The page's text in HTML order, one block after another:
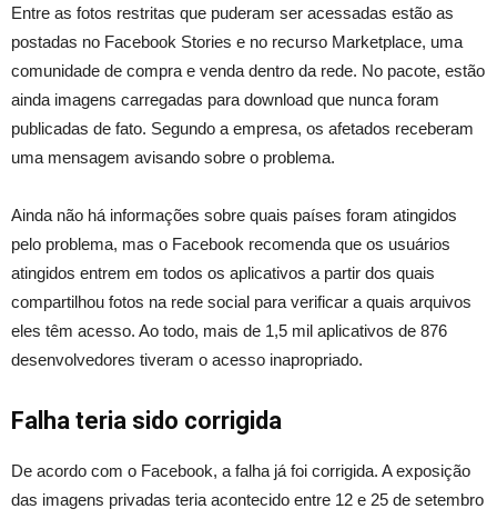
Entre as fotos restritas que puderam ser acessadas estão as
postadas no Facebook Stories e no recurso Marketplace, uma
comunidade de compra e venda dentro da rede. No pacote, estão
ainda imagens carregadas para download que nunca foram
publicadas de fato. Segundo a empresa, os afetados receberam
uma mensagem avisando sobre o problema.
Ainda não há informações sobre quais países foram atingidos
pelo problema, mas o Facebook recomenda que os usuários
atingidos entrem em todos os aplicativos a partir dos quais
compartilhou fotos na rede social para verificar a quais arquivos
eles têm acesso. Ao todo, mais de 1,5 mil aplicativos de 876
desenvolvedores tiveram o acesso inapropriado.
Falha teria sido corrigida
De acordo com o Facebook, a falha já foi corrigida. A exposição
das imagens privadas teria acontecido entre 12 e 25 de setembro